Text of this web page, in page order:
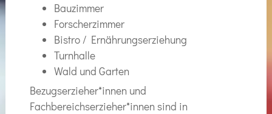
Bauzimmer
Forscherzimmer
Bistro / Ernährungserziehung
Turnhalle
Wald und Garten
Bezugserzieher*innen und
Fachbereichserzieher*innen sind in